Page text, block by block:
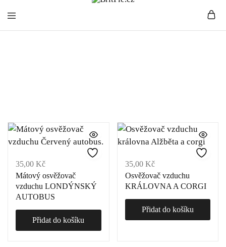
35,00 Kč
Mátový osvěžovač
vzduchu LONDÝNSKÝ
AUTOBUS
Přidat do košíku
35,00 Kč
Osvěžovač vzduchu
KRÁLOVNA A CORGI
Přidat do košíku